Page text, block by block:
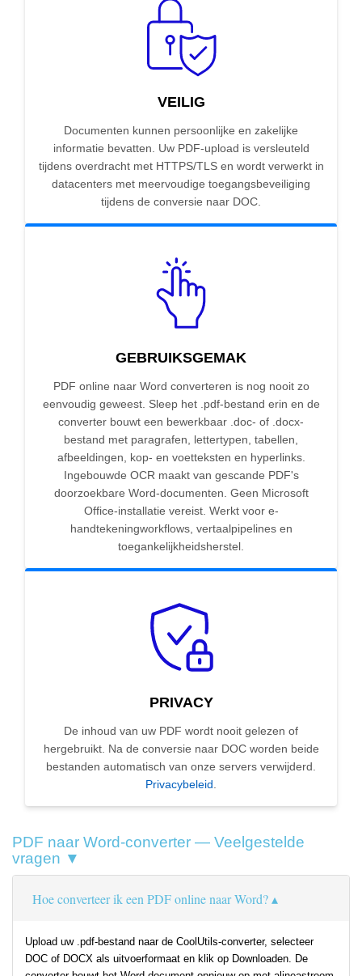
VEILIG
Documenten kunnen persoonlijke en zakelijke
informatie bevatten. Uw PDF-upload is versleuteld
tijdens overdracht met HTTPS/TLS en wordt verwerkt in
datacenters met meervoudige toegangsbeveiliging
tijdens de conversie naar DOC.
GEBRUIKSGEMAK
PDF online naar Word converteren is nog nooit zo
eenvoudig geweest. Sleep het .pdf-bestand erin en de
converter bouwt een bewerkbaar .doc- of .docx-
bestand met paragrafen, lettertypen, tabellen,
afbeeldingen, kop- en voetteksten en hyperlinks.
Ingebouwde OCR maakt van gescande PDF's
doorzoekbare Word-documenten. Geen Microsoft
Office-installatie vereist. Werkt voor e-
handtekeningworkflows, vertaalpipelines en
toegankelijkheidsherstel.
PRIVACY
De inhoud van uw PDF wordt nooit gelezen of
hergebruikt. Na de conversie naar DOC worden beide
bestanden automatisch van onze servers verwijderd.
Privacybeleid
PDF naar Word-converter — Veelgestelde
vragen ▼
Hoe converteer ik een PDF online naar Word?
Upload uw .pdf-bestand naar de CoolUtils-converter, selecteer
DOC of DOCX als uitvoerformaat en klik op Downloaden. De